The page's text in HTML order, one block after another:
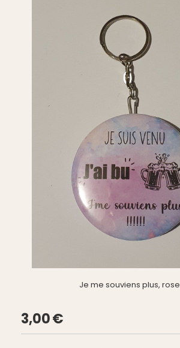
Je me souviens plus, rose
3,00€